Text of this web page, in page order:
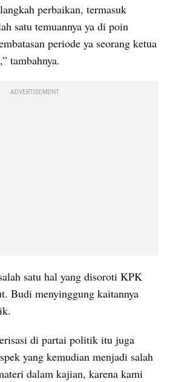
perbaikan, termasuk
satu temuannya ya di poin
periode ya seorang ketua
tambahnya.
ADVERTISEMENT
satu hal yang disoroti KPK
Budi menyinggung kaitannya
di partai politik itu juga
yang kemudian menjadi salah
dalam kajian, karena kami